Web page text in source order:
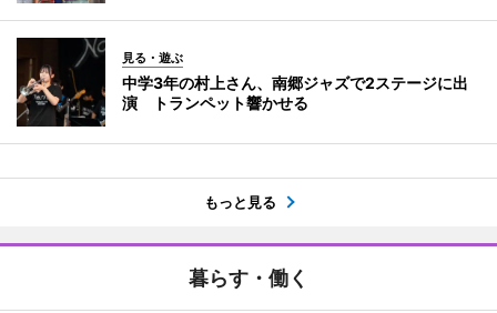
見る・遊ぶ
中学3年の村上さん、南郷ジャズで2ステージに出
演 トランペット響かせる
もっと見る
暮らす・働く